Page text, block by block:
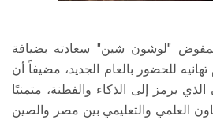
"لوشون شين" سعادته بضيافة
للحضور بالعام الجديد، مضيفاً أن
الذي يرمز إلى الذكاء والفطنة، متمنيًا
العلمي والتعليمي بين مصر والصين